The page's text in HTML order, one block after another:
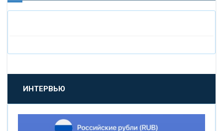
«БАНК САНКТ-ПЕТЕРБУРГ»
«ПРОМСВЯЗЬБАНК»
«НОВИКОМБАНК»
ИНТЕРВЬЮ